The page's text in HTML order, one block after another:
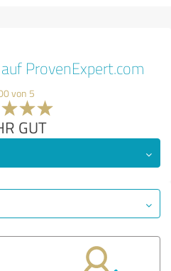
ProvenExpert.com
von 5
GUT